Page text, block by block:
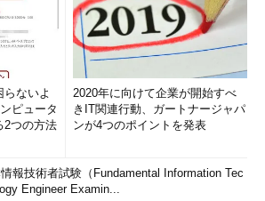
らないよ
ピュータ
2つの方法
2020年に向けて企業が開始すべ
きIT関連行動、ガートナージャパ
ンが4つのポイントを発表
報技術者試験（Fundamental Information Tec
Engineer Examin...